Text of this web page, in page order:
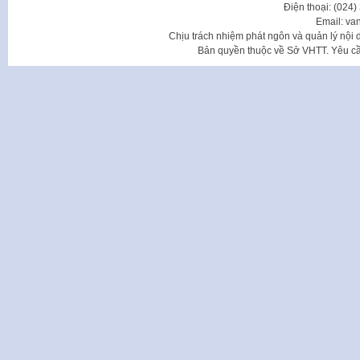
Điện thoại: (024)
Email:
Chịu trách nhiệm phát ngôn và quản lý nội
Bản quyền thuộc về Sở VHTT. Yêu